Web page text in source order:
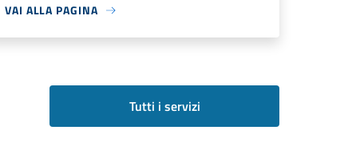
VAI ALLA PAGINA
Tutti i servizi